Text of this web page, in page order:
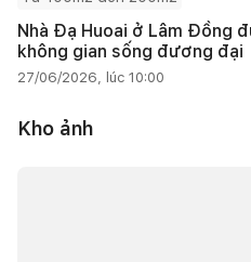
Nhà Đạ Huoai ở Lâm Đồng
không gian sống đương đại
27/06/2026, lúc 10:00
Kho ảnh